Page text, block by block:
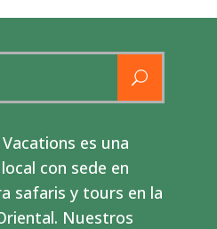
es una
con sede en
safaris y tours en la
Nuestros